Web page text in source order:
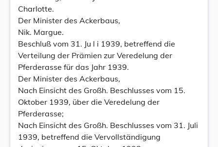
Charlotte.
Der Minister des Ackerbaus,
Nik. Margue.
Beschluß vom 31. Ju l i 1939, betreffend die
Verteilung der Prämien zur Veredelung der
Pferderasse für das Jahr 1939.
Der Minister des Ackerbaus,
Nach Einsicht des Großh. Beschlusses vom 15.
Oktober 1939, über die Veredelung der
Pferderasse;
Nach Einsicht des Großh. Beschlusses vom 31. Juli
1939, betreffend die Vervollständigung